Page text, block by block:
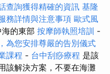
查詢獲得精確的資訊 基隆
務詳情與注意事項 歐式風
的東部 按摩師執照培訓 -
為您安排尊嚴的告別儀式
課程 - 台中刮痧療程 是該
該解決方案，不要在海灘